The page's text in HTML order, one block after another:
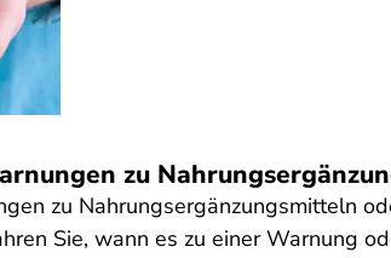
zu
zu Nahrungsergänzungsmitteln
Sie, wann es zu einer Warnung